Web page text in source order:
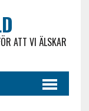
ATT VI ÄLSKAR